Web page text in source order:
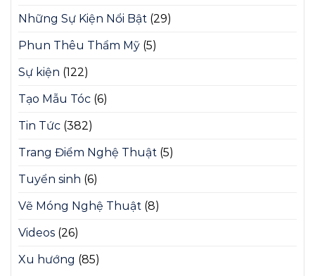
Những Sự Kiện Nổi Bật (29)
Phun Thêu Thẩm Mỹ (5)
Sự kiện (122)
Tạo Mẫu Tóc (6)
Tin Tức (382)
Trang Điểm Nghệ Thuật (5)
Tuyển sinh (6)
Vẽ Móng Nghệ Thuật (8)
Videos (26)
Xu hướng (85)